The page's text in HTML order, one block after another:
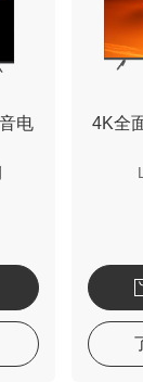
电
4K全